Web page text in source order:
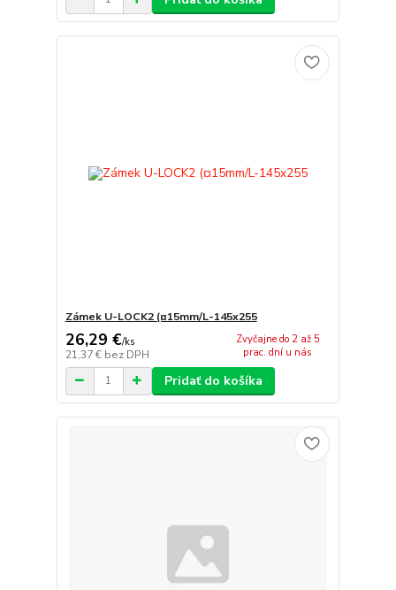
Zámek U-LOCK2 (¤15mm/L-145x255
26,29 €/ks
21,37 € bez DPH
Zvyčajne do 2 až 5
prac. dní u nás
Pridať do košíka